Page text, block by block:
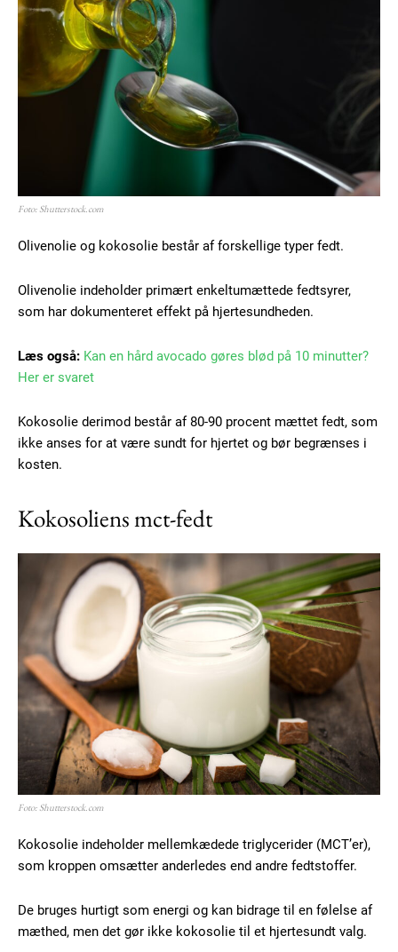
Foto: Shutterstock.com
Olivenolie og kokosolie består af forskellige typer fedt.
Olivenolie indeholder primært enkeltumættede fedtsyrer,
som har dokumenteret effekt på hjertesundheden.
Læs også: Kan en hård avocado gøres blød på 10 minutter?
Her er svaret
Kokosolie derimod består af 80-90 procent mættet fedt, som
ikke anses for at være sundt for hjertet og bør begrænses i
kosten.
Kokosoliens mct-fedt
Foto: Shutterstock.com
Kokosolie indeholder mellemkædede triglycerider (MCT’er),
som kroppen omsætter anderledes end andre fedtstoffer.
De bruges hurtigt som energi og kan bidrage til en følelse af
mæthed, men det gør ikke kokosolie til et hjertesundt valg.